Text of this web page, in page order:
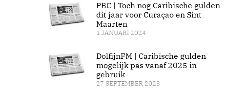
PBC | Toch nog Caribische gulden
dit jaar voor Curaçao en Sint
Maarten
1 JANUARI 2024
DolfijnFM | Caribische gulden
mogelijk pas vanaf 2025 in
gebruik
27 SEPTEMBER 2023